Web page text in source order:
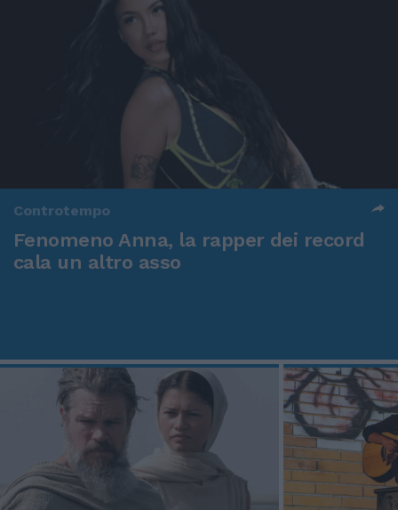
Controtempo
Fenomeno Anna, la rapper dei record
cala un altro asso